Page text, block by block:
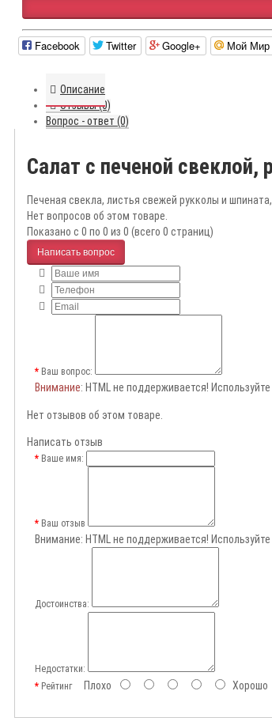
Facebook Twitter Google+ Мой Мир
Описание
Отзывы (0)
Вопрос - ответ (0)
Салат с печеной
Печеная свекла, листья свежей рукколы и
Нет вопросов об этом товаре.
Показано с 0 по 0 из 0 (всего 0 страниц)
Написать вопрос
Ваш вопрос:
Внимание: HTML не поддерживается!
Нет отзывов об этом товаре.
Написать отзыв
Ваше имя:
Ваш отзыв
Внимание: HTML не поддерживается!
Достоинства:
Недостатки:
РейтингПлохо Хорошо